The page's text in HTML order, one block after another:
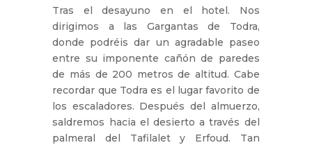
Tras el desayuno en el hotel. Nos
dirigimos a las Gargantas de Todra,
donde podréis dar un agradable paseo
entre su imponente cañón de paredes
de más de 200 metros de altitud. Cabe
recordar que Todra es el lugar favorito de
los escaladores. Después del almuerzo,
saldremos hacia el desierto a través del
palmeral del Tafilalet y Erfoud. Tan